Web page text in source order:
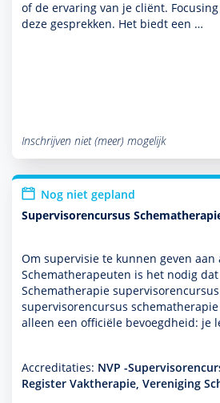
of de ervaring van je cliënt.
deze gesprekken. Het biedt een …
Inschrijven niet (meer) mogelijk
Nog niet gepland
Supervisorencursus
Om super­visie te kunnen geven aan
Schemathera­peuten is het nodig
Schemathera­pie
super­visorencursus
alleen een officiële bevoegdheid: je
Accreditaties: NVP -
Register Vaktherapie, Vereniging